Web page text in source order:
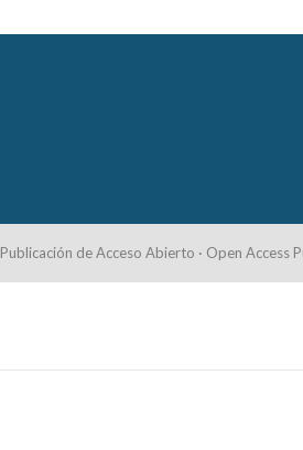
Publicación de Acceso Abierto · Open Access